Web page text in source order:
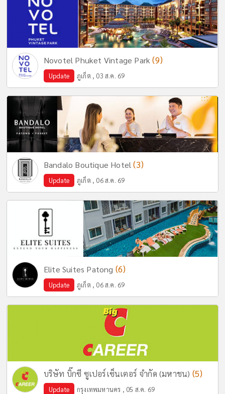
Novotel Phuket Vintage Park(9)
Update ภูเก็ต , 03 ส.ค. 69
Bandalo Boutique Hotel(3)
Update ภูเก็ต , 06 ส.ค. 69
Elite Suites Patong (6)
Update ภูเก็ต , 06 ส.ค. 69
บริษัท บิ๊กซี ซูเปอร์เซ็นเตอร์ จำกัด (มหาชน) (5)
Update กรุงเทพมหานคร , 05 ส.ค. 69